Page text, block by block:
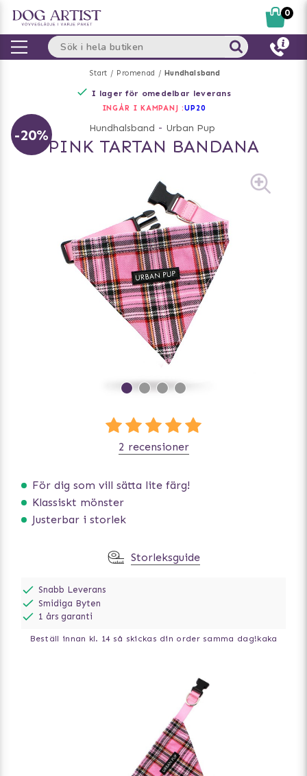
Start Promenad Hundhalsband
I lager för omedelbar leverans
INGÅR I KAMPANJ :UP20
-20% Hundhalsband - Urban Pup
PINK TARTAN BANDANA
För dig som vill sätta lite färg!
Klassiskt mönster
Justerbar i storlek
2 recensioner
Storleksguide
Snabb Leverans
Smidiga Byten
1 års garanti
Beställ innan kl. 14 så skickas din order samma dag!kaka
0